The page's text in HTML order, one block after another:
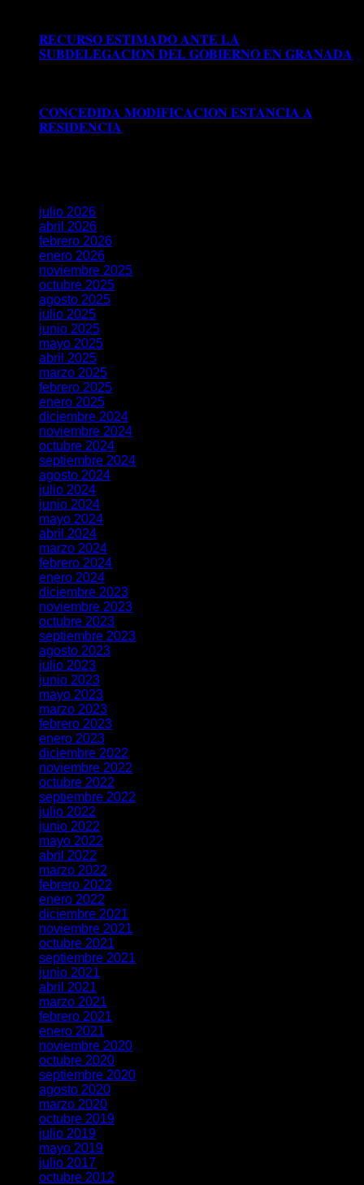
𝐑𝐄𝐂𝐔𝐑𝐒𝐎 𝐄𝐒𝐓𝐈𝐌𝐀𝐃𝐎 𝐀𝐍𝐓𝐄 𝐋𝐀
𝐒𝐔𝐁𝐃𝐄𝐋𝐄𝐆𝐀𝐂𝐈𝐎𝐍 𝐃𝐄𝐋 𝐆𝐎𝐁𝐈𝐄𝐑𝐍𝐎 𝐄𝐍 𝐆𝐑𝐀𝐍𝐀𝐃𝐀
𝐂𝐎𝐍𝐂𝐄𝐃𝐈𝐃𝐀 𝐌𝐎𝐃𝐈𝐅𝐈𝐂𝐀𝐂𝐈𝐎𝐍 𝐄𝐒𝐓𝐀𝐍𝐂𝐈𝐀 𝐀
𝐑𝐄𝐒𝐈𝐃𝐄𝐍𝐂𝐈𝐀
julio 2026
abril 2026
febrero 2026
enero 2026
noviembre 2025
octubre 2025
agosto 2025
julio 2025
junio 2025
mayo 2025
abril 2025
marzo 2025
febrero 2025
enero 2025
diciembre 2024
noviembre 2024
octubre 2024
septiembre 2024
agosto 2024
julio 2024
junio 2024
mayo 2024
abril 2024
marzo 2024
febrero 2024
enero 2024
diciembre 2023
noviembre 2023
octubre 2023
septiembre 2023
agosto 2023
julio 2023
junio 2023
mayo 2023
marzo 2023
febrero 2023
enero 2023
diciembre 2022
noviembre 2022
octubre 2022
septiembre 2022
julio 2022
junio 2022
mayo 2022
abril 2022
marzo 2022
febrero 2022
enero 2022
diciembre 2021
noviembre 2021
octubre 2021
septiembre 2021
junio 2021
abril 2021
marzo 2021
febrero 2021
enero 2021
noviembre 2020
octubre 2020
septiembre 2020
agosto 2020
marzo 2020
octubre 2019
julio 2019
mayo 2019
julio 2017
octubre 2012